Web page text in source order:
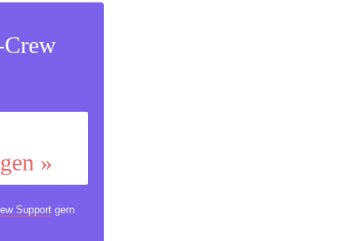
»
Supportgern